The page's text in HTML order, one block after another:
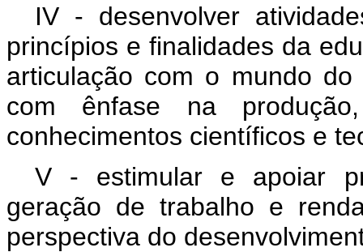
IV - desenvolver
princípios e finalidades da
articulação com o mundo
com ênfase na
conhecimentos científicos e
V - estimular e apoiar
geração de trabalho e
perspectiva do